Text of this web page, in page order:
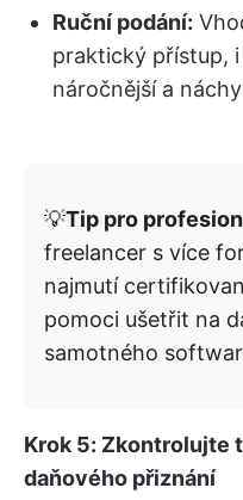
Ruční podání:
praktický přístup,
náročnější a
💡Tip pro
freelancer s více
najmutí
pomoci ušetřit na
samotného
Krok 5: Zkontrolujte
daňového přiznání